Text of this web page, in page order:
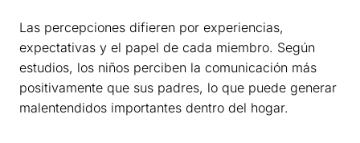
Las percepciones difieren por experiencias,
expectativas y el papel de cada miembro. Según
estudios, los niños perciben la comunicación más
positivamente que sus padres, lo que puede generar
malentendidos importantes dentro del hogar.